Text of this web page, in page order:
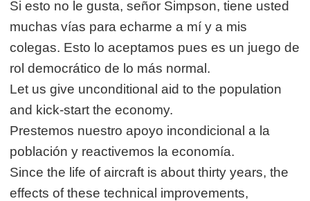
Si esto no le gusta, señor Simpson, tiene usted
muchas vías para echarme a mí y a mis
colegas. Esto lo aceptamos pues es un juego de
rol democrático de lo más normal.
Let us give unconditional aid to the population
and kick-start the economy.
Prestemos nuestro apoyo incondicional a la
población y reactivemos la economía.
Since the life of aircraft is about thirty years, the
effects of these technical improvements,